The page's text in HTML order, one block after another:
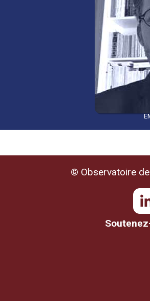
© Observatoire